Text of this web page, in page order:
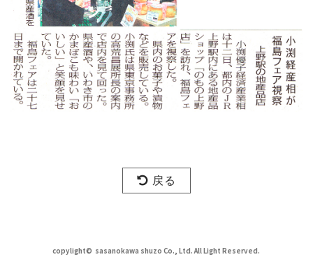
戻る
copylight© sasanokawa shuzo Co., Ltd. All Light Reserved.